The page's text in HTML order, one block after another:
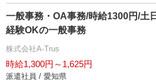
一般事務・OA事務/時給1300円/土
経験OKの一般事務
株式会社A-Trus
時給1,300円～1,625円
派遣社員 / 愛知県